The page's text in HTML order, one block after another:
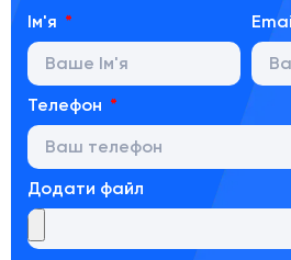
Ім'я
Телефон
Додати файл